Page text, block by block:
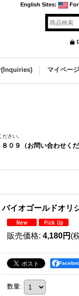
English Sites:
(Inquiries) マイページ
さい。
０９（お問い合わせく
バイオゴールドオリ
販売価格: 4,180円 (
数量: